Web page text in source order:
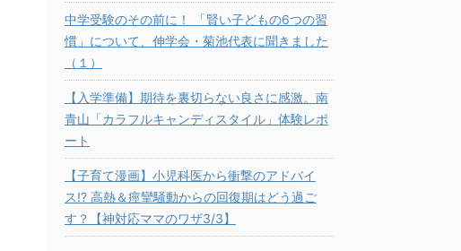
中学受験のその前に！ 「賢い子どもの6つの習
慣」について、伸学会・菊池代表に聞きました
（１）
【入学準備】期待を裏切らない良さに感激。南
青山「カラフルキャンディスタイル」体験レポ
ート
【子育て漫画】小児科医から衝撃のアドバイ
ス!? 高熱＆痙攣騒動からの回復期はどう過ご
す？【神対応ママのワザ3/3】